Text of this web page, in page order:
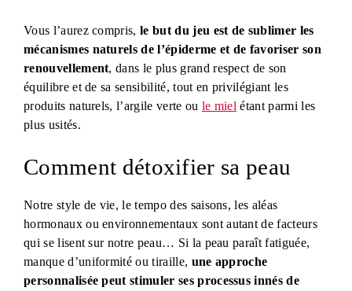
Vous l’aurez compris,le but du jeu est de sublimer les
mécanismes naturels de l’épiderme et de favoriser son
renouvellement, dans le plus grand respect de son
équilibre et de sa sensibilité, tout en privilégiant les
produits naturels, l’argile verte ou le miel étant parmi les
plus usités.
Comment détoxifier sa peau
​Notre style de vie, le tempo des saisons, les aléas
hormonaux ou environnementaux sont autant de facteurs
qui se lisent sur notre peau… Si la peau paraît fatiguée,
manque d’uniformité ou tiraille, une approche
personnalisée peut stimuler ses processus innés de